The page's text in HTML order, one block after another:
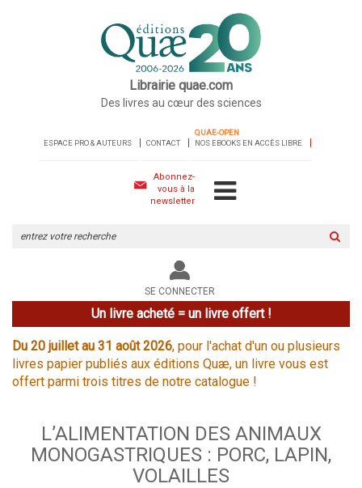
Librairie quae.com
Des livres au cœur des sciences
ESPACE PRO & AUTEURS CONTACT
QUAE-OPEN
NOS EBOOKS EN ACCÈS LIBRE
Abonnez-
vous à la
newsletter
le
site
SE CONNECTER
Un livre acheté = un livre offert !
Du 20 juillet au 31 août 2026, pour l'achat d'un ou plusieurs
livres papier publiés aux éditions Quæ, un livre vous est
offert parmi trois titres de notre catalogue !
L’ALIMENTATION DES ANIMAUX
MONOGASTRIQUES : PORC, LAPIN,
VOLAILLES